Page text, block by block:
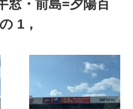
窓・前島=夕陽百
1，